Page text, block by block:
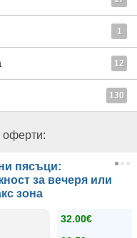
1
12
130
оферти:
пясъци:
за вечеря или
зона
32.00€